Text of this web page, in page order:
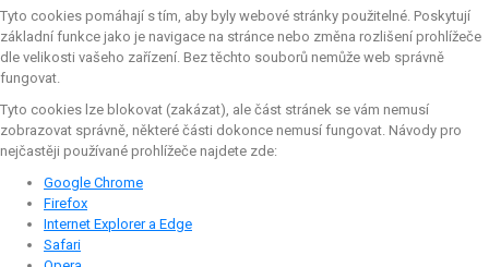
Tyto cookies pomáhají s tím, aby byly webové stránky použitelné. Poskytují
základní funkce jako je navigace na stránce nebo změna rozlišení prohlížeče
dle velikosti vašeho zařízení. Bez těchto souborů nemůže web správně
fungovat.
Tyto cookies lze blokovat (zakázat), ale část stránek se vám nemusí
zobrazovat správně, některé části dokonce nemusí fungovat. Návody pro
nejčastěji používané prohlížeče najdete zde:
Google Chrome
Firefox
Internet Explorer a Edge
Safari